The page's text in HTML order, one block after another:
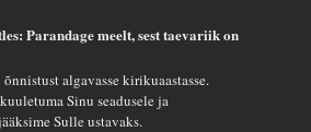
Parandage meelt, sest taevariik on
algavasse kirikuaastasse.
Sinu seadusele ja
Sulle ustavaks.